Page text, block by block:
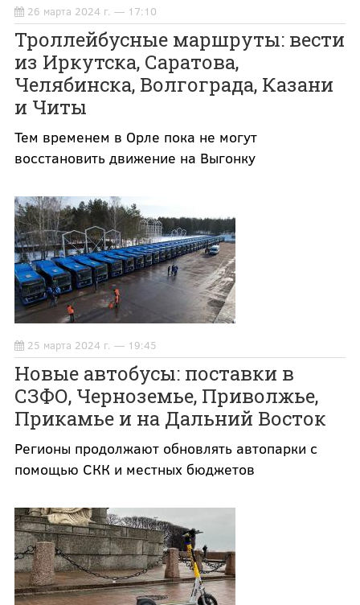
26 марта 2024 г. — 17:10
Троллейбусные маршруты: вести
из Иркутска, Саратова,
Челябинска, Волгограда, Казани
и Читы
Тем временем в Орле пока не могут
восстановить движение на Выгонку
25 марта 2024 г. — 19:45
Новые автобусы: поставки в
СЗФО, Черноземье, Приволжье,
Прикамье и на Дальний Восток
Регионы продолжают обновлять автопарки с
помощью СКК и местных бюджетов